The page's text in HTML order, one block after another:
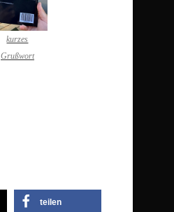
kurzes
Grußwort
teilen